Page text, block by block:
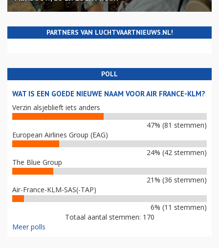
PARTNERS VAN LUCHTVAARTNIEUWS.NL!
POLL
WAT IS EEN GOEDE NIEUWE NAAM VOOR AIR FRANCE-KLM?
Verzin alsjeblieft iets anders
47% (81 stemmen)
European Airlines Group (EAG)
24% (42 stemmen)
The Blue Group
21% (36 stemmen)
Air-France-KLM-SAS(-TAP)
6% (11 stemmen)
Totaal aantal stemmen: 170
Meer polls